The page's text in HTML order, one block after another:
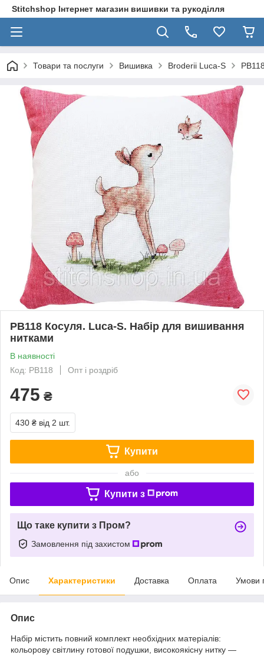
Stitchshop Інтернет магазин вишивки та рукоділля
Товари та послуги Вишивка Broderii Luca-S
PB118 Косуля. Luca-S. Набір для вишивання
нитками
В наявності
Код: PB118
Опт і роздріб
475 ₴
430 ₴ від 2 шт.
Купити
або
Купити з
Що таке купити з Пром?
Замовлення під захистом
Опис Характеристики Доставка Оплата Умови
Опис
Набір містить повний комплект необхідних матеріалів:
кольорову світлину готової подушки, високоякісну нитку —